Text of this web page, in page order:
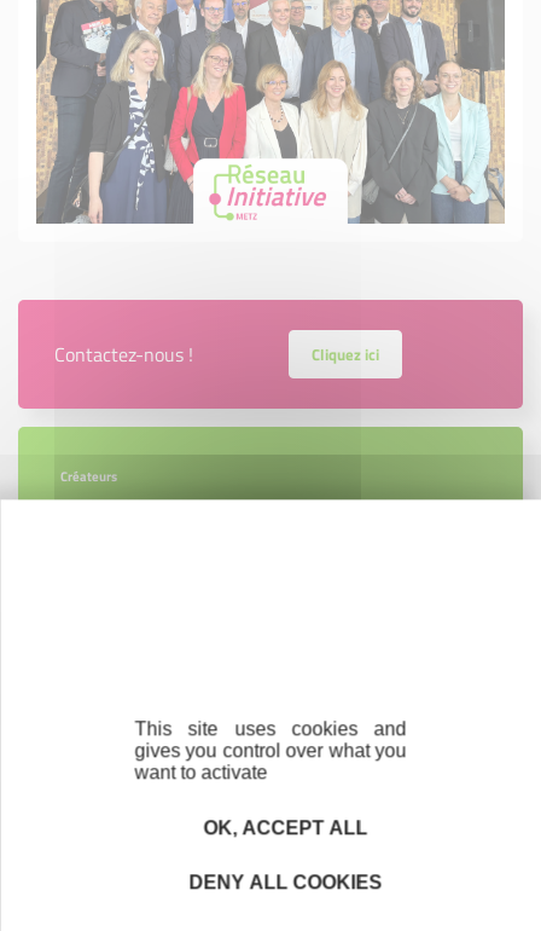
Contactez-nous ! Cliquez ici
Créateurs
Trouvez à qui vous adresser
Nous les avons accompagnés dans leur
projet entrepreneurial
This site uses cookies and
gives you control over what you
want to activate
OK, ACCEPT ALL
DENY ALL COOKIES